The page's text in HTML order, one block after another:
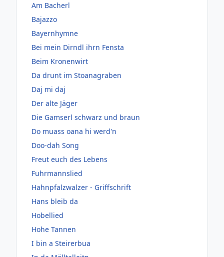
Am Bacherl
Bajazzo
Bayernhymne
Bei mein Dirndl ihrn Fensta
Beim Kronenwirt
Da drunt im Stoanagraben
Daj mi daj
Der alte Jäger
Die Gamserl schwarz und braun
Do muass oana hi werd'n
Doo-dah Song
Freut euch des Lebens
Fuhrmannslied
Hahnpfalzwalzer - Griffschrift
Hans bleib da
Hobellied
Hohe Tannen
I bin a Steirerbua